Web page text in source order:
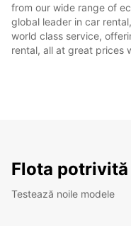
from our wide range of
global leader in car
world class service,
rental, all at great prices
Flota
Testează noile modele